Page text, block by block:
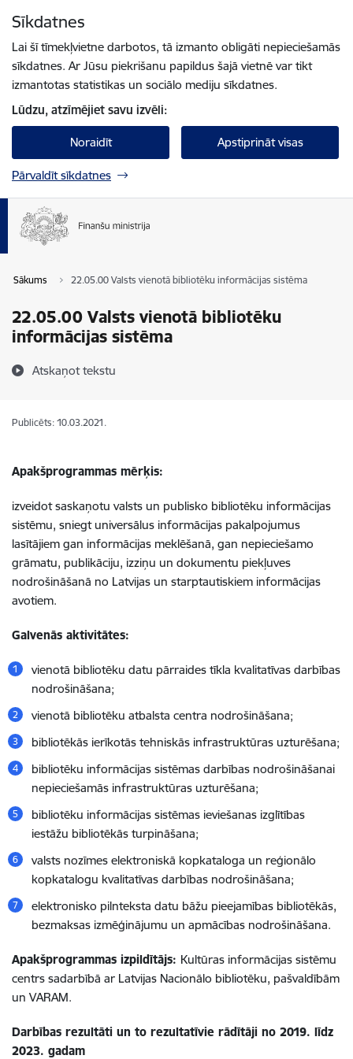
Sīkdatnes
Lai šī tīmekļvietne darbotos, tā izmanto obligāti nepieciešamās
sīkdatnes. Ar Jūsu piekrišanu papildus šajā vietnē var tikt
izmantotas statistikas un sociālo mediju sīkdatnes.
Lūdzu, atzīmējiet savu izvēli:
Noraidīt Apstiprināt visas
Pārvaldīt sīkdatnes
Sākums 22.05.00 Valsts vienotā bibliotēku informācijas sistēma
22.05.00 Valsts vienotā bibliotēku
informācijas sistēma
Atskaņot tekstu
Publicēts: 10.03.2021.
Apakšprogrammas mērķis:
izveidot saskaņotu valsts un publisko bibliotēku informācijas
sistēmu, sniegt universālus informācijas pakalpojumus
lasītājiem gan informācijas meklēšanā, gan nepieciešamo
grāmatu, publikāciju, izziņu un dokumentu piekļuves
nodrošināšanā no Latvijas un starptautiskiem informācijas
avotiem.
Galvenās aktivitātes:
vienotā bibliotēku datu pārraides tīkla kvalitatīvas darbības
nodrošināšana;
vienotā bibliotēku atbalsta centra nodrošināšana;
bibliotēkās ierīkotās tehniskās infrastruktūras uzturēšana;
bibliotēku informācijas sistēmas darbības nodrošināšanai
nepieciešamās infrastruktūras uzturēšana;
bibliotēku informācijas sistēmas ieviešanas izglītības
iestāžu bibliotēkās turpināšana;
valsts nozīmes elektroniskā kopkataloga un reģionālo
kopkatalogu kvalitatīvas darbības nodrošināšana;
elektronisko pilnteksta datu bāžu pieejamības bibliotēkās,
bezmaksas izmēģinājumu un apmācības nodrošināšana.
Apakšprogrammas izpildītājs: Kultūras informācijas sistēmu
centrs sadarbībā ar Latvijas Nacionālo bibliotēku, pašvaldībām
un VARAM.
Darbības rezultāti un to rezultatīvie rādītāji no 2019. līdz
2023. gadam